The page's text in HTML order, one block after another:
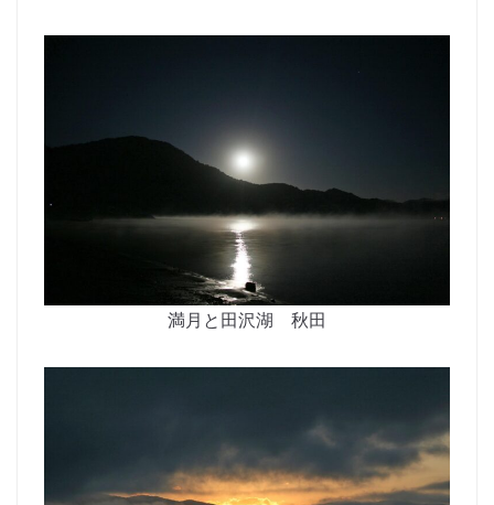
満月と田沢湖 秋田